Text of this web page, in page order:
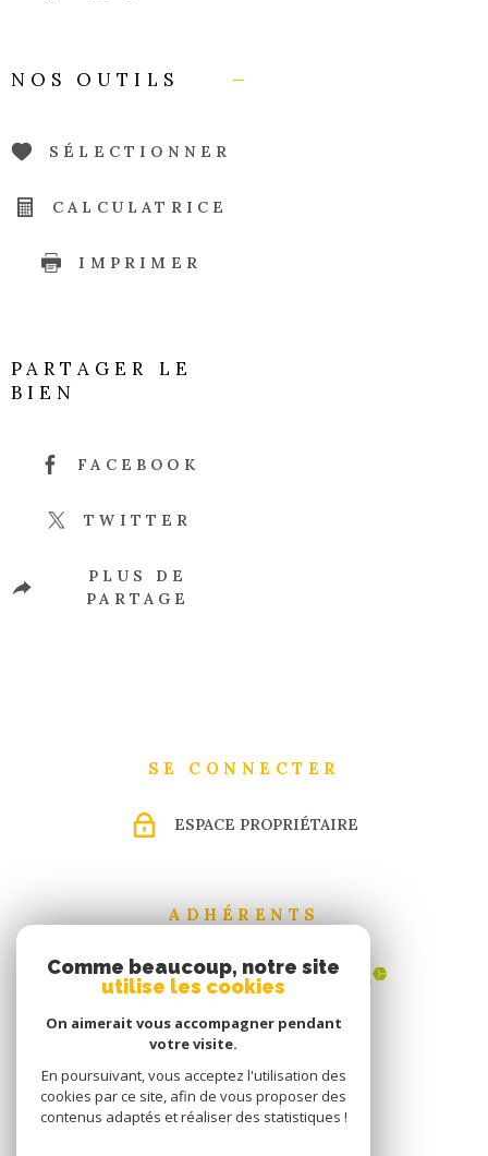
NOS OUTILS
SÉLECTIONNER
CALCULATRICE
IMPRIMER
PARTAGER LE
BIEN
FACEBOOK
TWITTER
PLUS DE
PARTAGE
SE CONNECTER
ESPACE PROPRIÉTAIRE
ADHÉRENTS
Comme beaucoup, notre site
utilise les cookies
On aimerait vous accompagner pendant
votre visite.
En poursuivant, vous acceptez l'utilisation des
cookies par ce site, afin de vous proposer des
contenus adaptés et réaliser des statistiques !